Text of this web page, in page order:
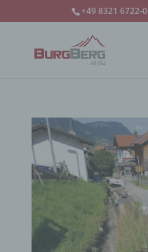
+49 8321 6722-0